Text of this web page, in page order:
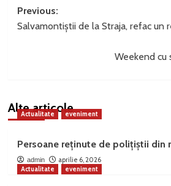
Post
navigation
Previous:
Salvamontiștii de la Straja, refac un
Weekend cu
Alte articole
Actualitate eveniment
Persoane reținute de polițiștii din
admin
aprilie 6, 2026
Actualitate
eveniment